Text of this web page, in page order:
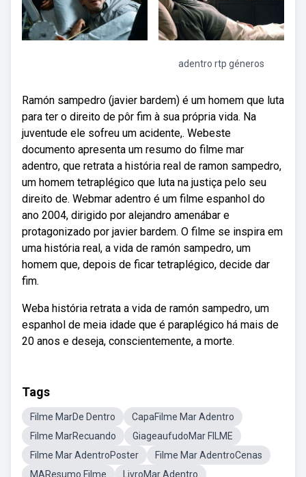
adentro rtp géneros
Ramón sampedro (javier bardem) é um homem que luta
para ter o direito de pôr fim à sua própria vida. Na
juventude ele sofreu um acidente,. Webeste
documento apresenta um resumo do filme mar
adentro, que retrata a história real de ramon sampedro,
um homem tetraplégico que luta na justiça pelo seu
direito de. Webmar adentro é um filme espanhol do
ano 2004, dirigido por alejandro amenábar e
protagonizado por javier bardem. O filme se inspira em
uma história real, a vida de ramón sampedro, um
homem que, depois de ficar tetraplégico, decide dar
fim.
Weba história retrata a vida de ramón sampedro, um
espanhol de meia idade que é paraplégico há mais de
20 anos e deseja, conscientemente, a morte.
Tags
Filme MarDe Dentro
CapaFilme Mar Adentro
Filme MarRecuando
GiageaufudoMar FILME
Filme Mar AdentroPoster
Filme Mar AdentroCenas
MAResumo Filme
LivroMar Adentro